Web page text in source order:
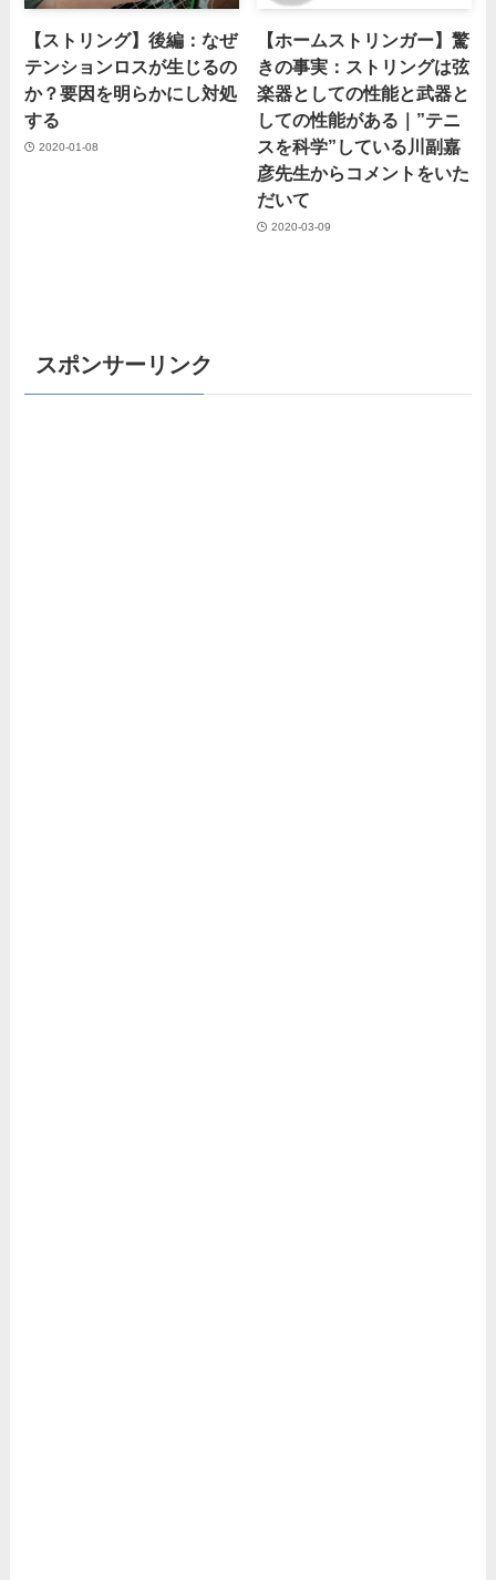
【ストリング】後編：なぜ
テンションロスが生じるの
か？要因を明らかにし対処
する
2020-01-08
【ホームストリンガー】驚
きの事実：ストリングは弦
楽器としての性能と武器と
しての性能がある｜”テニ
スを科学”している川副嘉
彦先生からコメントをいた
だいて
2020-03-09
スポンサーリンク